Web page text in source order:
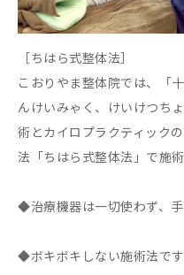
［ちはら式整体法］
こおりやま整体院では、「
んけいみゃく、けいけつち
術とカイロプラクティック
法「ちはら式整体法」で施術
◆治療機器は一切使わず、
◆ボキボキしない施術法です